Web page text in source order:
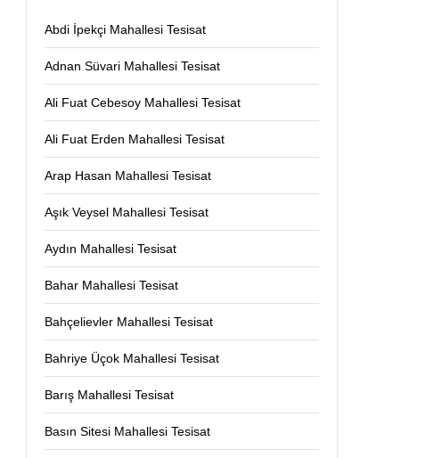
Abdi İpekçi Mahallesi Tesisat
Adnan Süvari Mahallesi Tesisat
Ali Fuat Cebesoy Mahallesi Tesisat
Ali Fuat Erden Mahallesi Tesisat
Arap Hasan Mahallesi Tesisat
Aşık Veysel Mahallesi Tesisat
Aydın Mahallesi Tesisat
Bahar Mahallesi Tesisat
Bahçelievler Mahallesi Tesisat
Bahriye Üçok Mahallesi Tesisat
Barış Mahallesi Tesisat
Basın Sitesi Mahallesi Tesisat